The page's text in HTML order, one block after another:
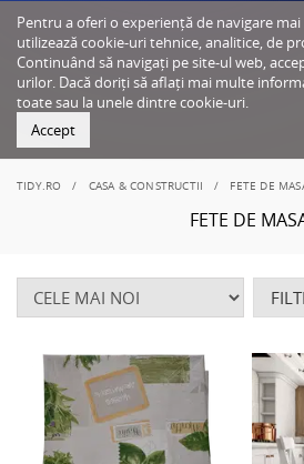
Pentru a oferi o experiență de navigare
utilizează cookie-uri tehnice, analitice, de
Continuând să navigați pe site-ul web,
urilor. Dacă doriți să aflați mai multe
toate sau la unele dintre cookie-uri.
Accept
TIDY.RO CASA & CONSTRUCTII FETE DE
FETE DE